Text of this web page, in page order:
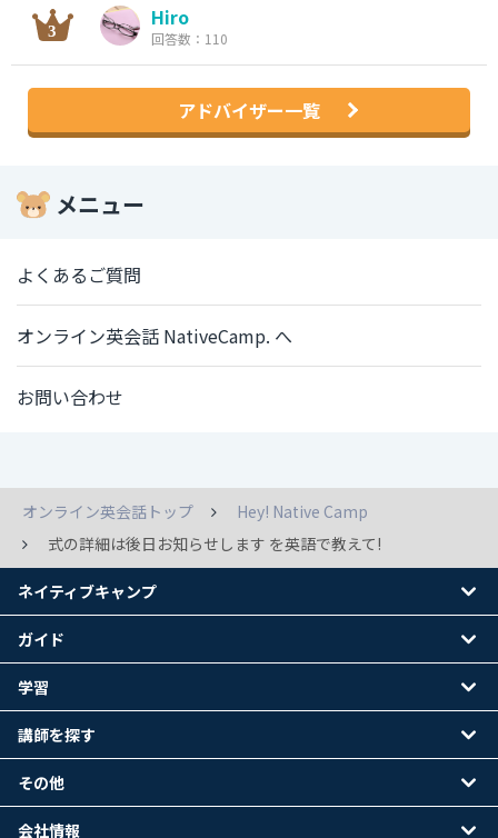
Hiro
回答数：110
アドバイザー一覧
メニュー
よくあるご質問
オンライン英会話 NativeCamp. へ
お問い合わせ
オンライン英会話トップ
Hey! Native Camp
式の詳細は後日お知らせします を英語で教えて!
ネイティブキャンプ
ガイド
学習
講師を探す
その他
会社情報